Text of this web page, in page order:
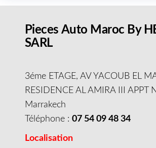
Pieces Auto Maroc By
SARL
3éme ETAGE, AV YACOUB EL
RESIDENCE AL AMIRA III APPT
Marrakech
Téléphone : 07 54 09 48 34
Localisation